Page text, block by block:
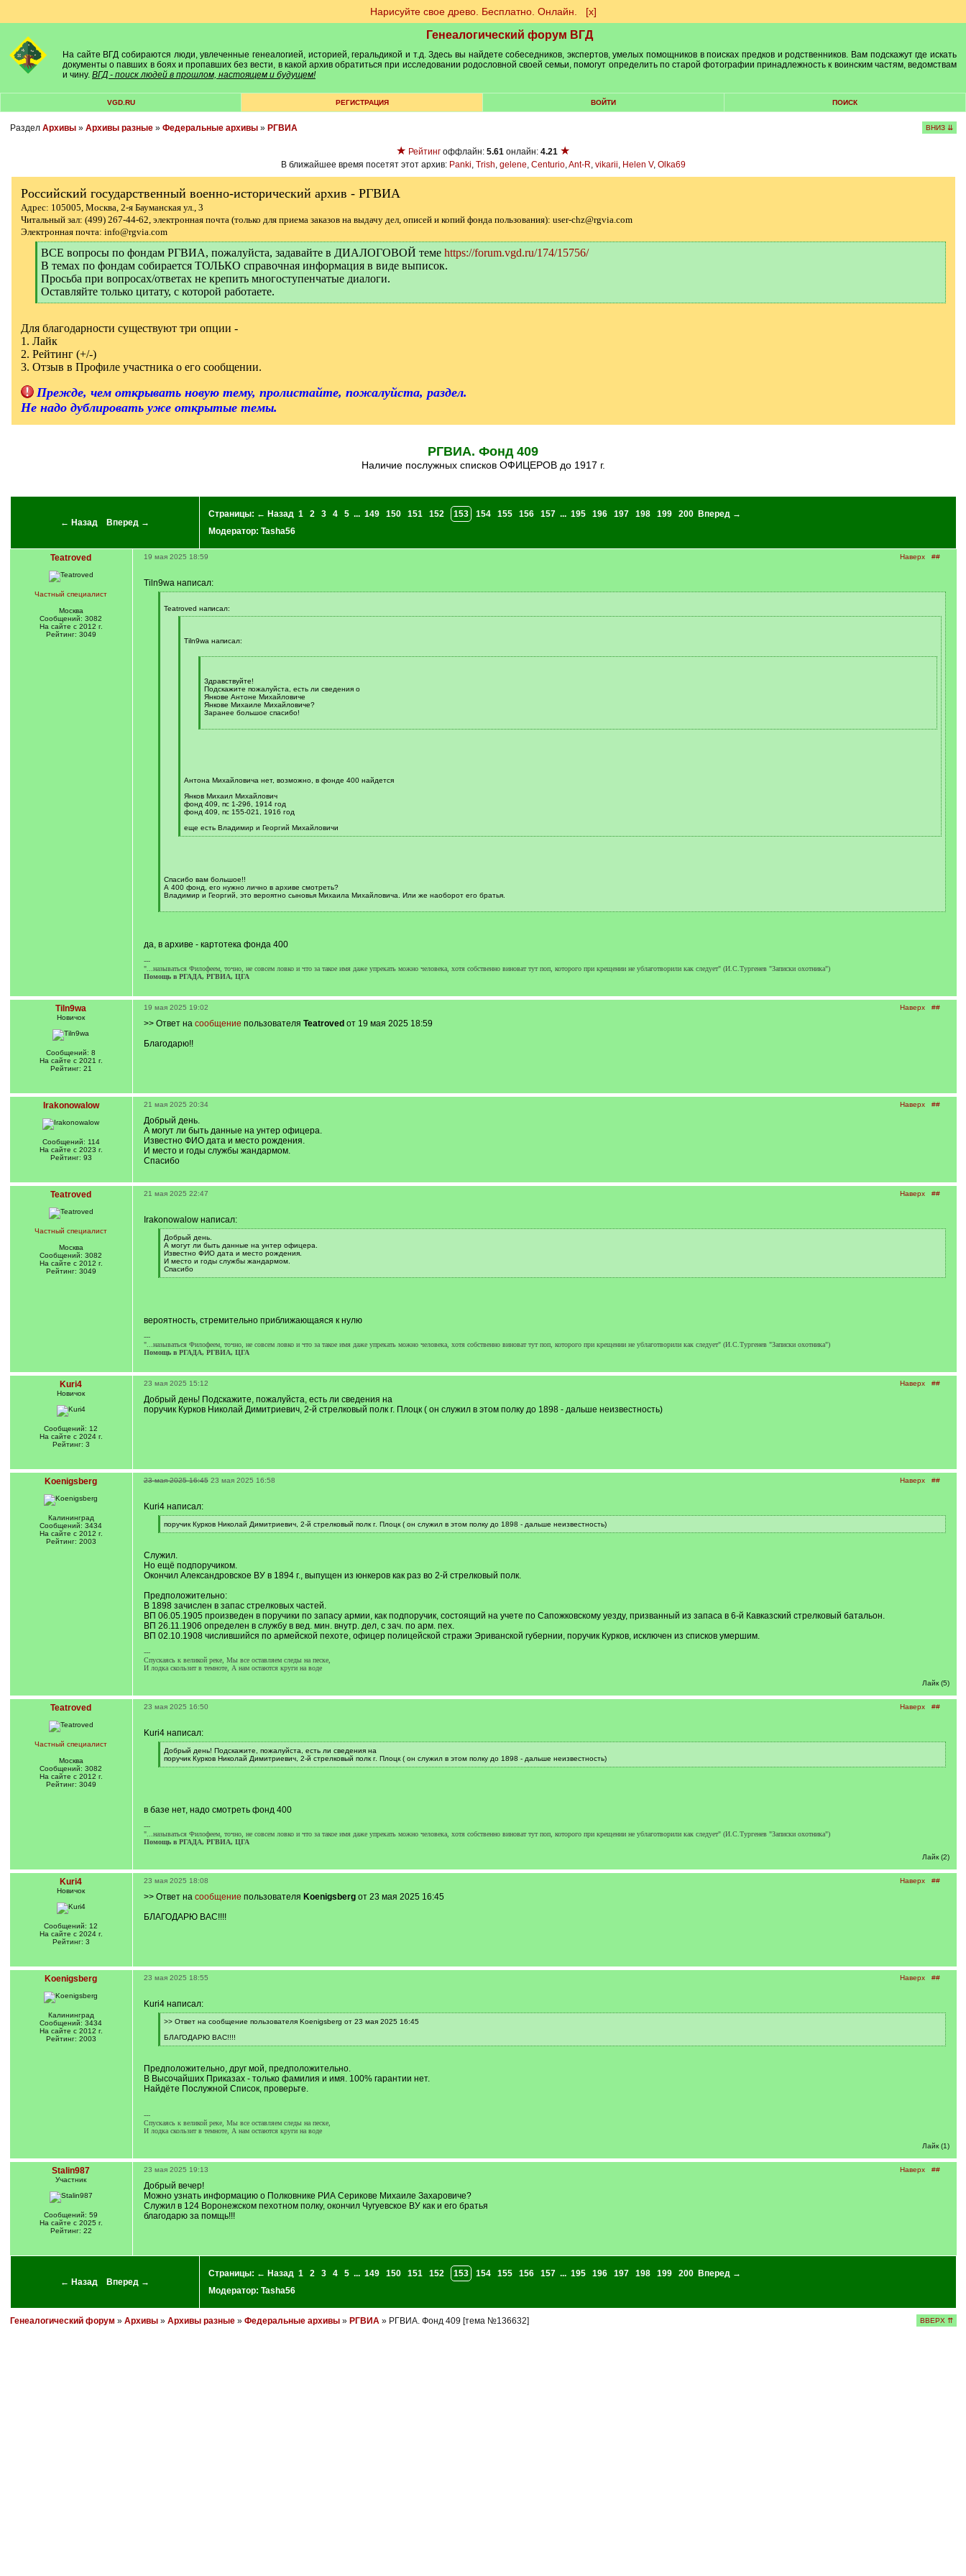
Нарисуйте свое древо. Бесплатно. Онлайн. [х]
Генеалогический форум ВГД
На сайте ВГД собираются люди, увлеченные генеалогией, историей, геральдикой и т.д. Здесь вы найдете собеседников, экспертов, умелых помощников в поисках предков и родственников. Вам подскажут где искать
документы о павших в боях и пропавших без вести, в какой архив обратиться при исследовании родословной своей семьи, помогут определить по старой фотографии принадлежность к воинским частям, ведомствам
и чину. ВГД - поиск людей в прошлом, настоящем и будущем!
VGD.RU РЕГИСТРАЦИЯ ВОЙТИ ПОИСК
Раздел Архивы» Архивы разные» Федеральные архивы» РГВИА ВНИЗ ⇊
★ Рейтинг оффлайн: 5.61 онлайн: 4.21 ★
В ближайшее время посетят этот архив: Panki, Trish, gelene, Centurio,Ant-R, vikarii, Helen V, Olka69
Российский государственный военно-исторический архив - РГВИА
Адрес: 105005, Москва, 2-я Бауманская ул., 3
Читальный зал: (499) 267-44-62, электронная почта (только для приема заказов на выдачу дел, описей и копий фонда пользования): user-chz@rgvia.com
Электронная почта: info@rgvia.com
[
q
ВСЕ вопросы по фондам РГВИА, пожалуйста, задавайте в ДИАЛОГОВОЙ теме https://forum.vgd.ru/174/15756/
В темах по фондам собирается ТОЛЬКО справочная информация в виде выписок.
Просьба при вопросах/ответах не крепить многоступенчатые диалоги.
Оставляйте только цитату, с которой работаете.
[
]
Для благодарности существуют три опции -
1. Лайк
2. Рейтинг (+/-)
3. Отзыв в Профиле участника о его сообщении.
Прежде, чем открывать новую тему, пролистайте, пожалуйста, раздел.
Не надо дублировать уже открытые темы.
РГВИА. Фонд 409
Наличие послужных списков ОФИЦЕРОВ до 1917 г.
← Назад Вперед →
Страницы: ← Назад 1 2 3 4 5 ... 149 150 151 152 153 154 155 156 157 ... 195 196 197 198 199 200
Вперед →
Модератор: Tasha56
Teatroved
Частный специалист
Москва
Сообщений: 3082
На сайте с 2012 г.
Рейтинг: 3049
Наверх ##
19 мая 2025 18:59
Tiln9wa написал:
q
Teatroved написал:
]Tiln9wa написал:
]Здравствуйте!
Подскажите пожалуйста, есть ли сведения о
Янкове Антоне Михайловиче
Янкове Михаиле Михайловиче?
Заранее большое спасибо!
[
Антона Михайловича нет, возможно, в фонде 400 найдется
Янков Михаил Михайлович
фонд 409, пс 1-296, 1914 год
фонд 409, пс 155-021, 1916 год
еще есть Владимир и Георгий Михайловичи
[
Спасибо вам большое!!
А 400 фонд, его нужно лично в архиве смотреть?
Владимир и Георгий, это вероятно сыновья Михаила Михайловича. Или же наоборот его братья.
[
да, в архиве - картотека фонда 400
---
"...называться Филофеем, точно, не совсем ловко и что за такое имя даже упрекать можно человека, хотя собственно виноват тут поп, которого при крещении не ублаготворили как следует" (И.С.Тургенев "Записки охотника")
Помощь в РГАДА, РГВИА, ЦГА
Tiln9wa
Новичок
Сообщений: 8
На сайте с 2021 г.
Рейтинг: 21
Наверх ##
19 мая 2025 19:02
>> Ответ на сообщение пользователя Teatroved от 19 мая 2025 18:59
Благодарю!!
Irakonowalow
Сообщений: 114
На сайте с 2023 г.
Рейтинг: 93
Наверх ##
21 мая 2025 20:34
Добрый день.
А могут ли быть данные на унтер офицера.
Известно ФИО дата и место рождения.
И место и годы службы жандармом.
Спасибо
Teatroved
Частный специалист
Москва
Сообщений: 3082
На сайте с 2012 г.
Рейтинг: 3049
Наверх ##
21 мая 2025 22:47
Irakonowalow написал:
[
q
]
Добрый день.
А могут ли быть данные на унтер офицера.
Известно ФИО дата и место рождения.
И место и годы службы жандармом.
Спасибо
[
вероятность, стремительно приближающаяся к нулю
---
"...называться Филофеем, точно, не совсем ловко и что за такое имя даже упрекать можно человека, хотя собственно виноват тут поп, которого при крещении не ублаготворили как следует" (И.С.Тургенев "Записки охотника")
Помощь в РГАДА, РГВИА, ЦГА
Kuri4
Новичок
Сообщений: 12
На сайте с 2024 г.
Рейтинг: 3
Наверх ##
23 мая 2025 15:12
Добрый день! Подскажите, пожалуйста, есть ли сведения на
поручик Курков Николай Димитриевич, 2-й стрелковый полк г. Плоцк ( он служил в этом полку до 1898 - дальше неизвестность)
Koenigsberg
Калининград
Сообщений: 3434
На сайте с 2012 г.
Рейтинг: 2003
Наверх ##
23 мая 2025 16:45 23 мая 2025 16:58
Kuri4 написал:
[
q
поручик Курков Николай Димитриевич, 2-й стрелковый полк г. Плоцк ( он служил в этом полку до 1898 - дальше неизвестность)
[
]
Служил.
Но ещё подпоручиком.
Окончил Александровское ВУ в 1894 г., выпущен из юнкеров как раз во 2-й стрелковый полк.
Предположительно:
В 1898 зачислен в запас стрелковых частей.
ВП 06.05.1905 произведен в поручики по запасу армии, как подпоручик, состоящий на учете по Сапожковскому уезду, призванный из запаса в 6-й Кавказский стрелковый батальон.
ВП 26.11.1906 определен в службу в вед. мин. внутр. дел, с зач. по арм. пех.
ВП 02.10.1908 числившийся по армейской пехоте, офицер полицейской стражи Эриванской губернии, поручик Курков, исключен из списков умершим.
---
Спускаясь к великой реке, Мы все оставляем следы на песке,
И лодка скользит в темноте, А нам остаются круги на воде
Лайк (5)
Teatroved
Частный специалист
Москва
Сообщений: 3082
На сайте с 2012 г.
Рейтинг: 3049
Наверх ##
23 мая 2025 16:50
Kuri4 написал:
[
q
]
Добрый день! Подскажите, пожалуйста, есть ли сведения на
поручик Курков Николай Димитриевич, 2-й стрелковый полк г. Плоцк ( он служил в этом полку до 1898 - дальше неизвестность)
[
в базе нет, надо смотреть фонд 400
---
"...называться Филофеем, точно, не совсем ловко и что за такое имя даже упрекать можно человека, хотя собственно виноват тут поп, которого при крещении не ублаготворили как следует" (И.С.Тургенев "Записки охотника")
Помощь в РГАДА, РГВИА, ЦГА
Лайк (2)
Kuri4
Новичок
Сообщений: 12
На сайте с 2024 г.
Рейтинг: 3
Наверх ##
23 мая 2025 18:08
>> Ответ на сообщение пользователя Koenigsbergот 23 мая 2025 16:45
БЛАГОДАРЮ ВАС!!!!
Koenigsberg
Калининград
Сообщений: 3434
На сайте с 2012 г.
Рейтинг: 2003
Наверх ##
23 мая 2025 18:55
Kuri4 написал:
[
]
>> Ответ на сообщение пользователя Koenigsberg от 23 мая 2025 16:45
БЛАГОДАРЮ ВАС!!!!
[
]
Предположительно, друг мой, предположительно.
В Высочайших Приказах - только фамилия и имя. 100% гарантии нет.
Найдёте Послужной Список, проверьте.
---
Спускаясь к великой реке, Мы все оставляем следы на песке,
И лодка скользит в темноте, А нам остаются круги на воде
Лайк (1)
Stalin987
Участник
Сообщений: 59
На сайте с 2025 г.
Рейтинг: 22
Наверх ##
23 мая 2025 19:13
Добрый вечер!
Можно узнать информацию о Полковнике РИА Серикове Михаиле Захаровиче?
Служил в 124 Воронежском пехотном полку, окончил Чугуевское ВУ как и его братья
благодарю за помщь!!!
← Назад Вперед →
Страницы: ← Назад 1 2 3 4 5 ... 149 150 151 152 153 154 155 156 157 ... 195 196 197 198 199 200
Вперед →
Модератор: Tasha56
Генеалогический форум » Архивы» Архивы разные» Федеральные архивы» РГВИА» РГВИА. Фонд 409 [тема №136632] ВВЕРХ ⇈